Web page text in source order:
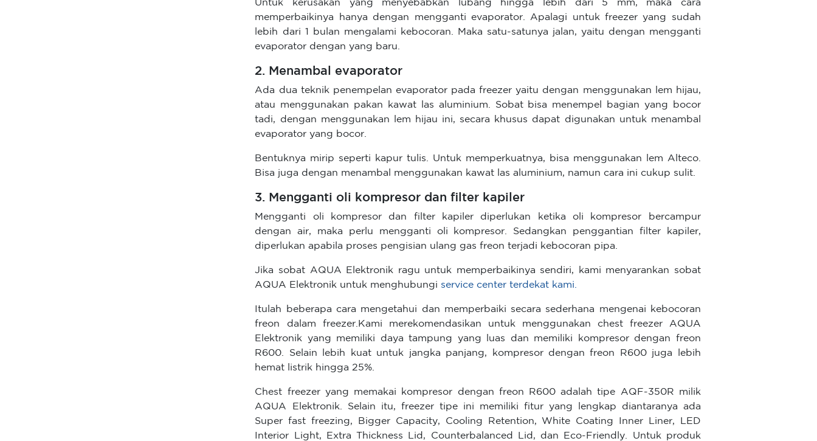
Untuk kerusakan yang menyebabkan lubang hingga lebih dari 5 mm, maka cara
memperbaikinya hanya dengan mengganti evaporator. Apalagi untuk freezer yang sudah
lebih dari 1 bulan mengalami kebocoran. Maka satu-satunya jalan, yaitu dengan mengganti
evaporator dengan yang baru.
2. Menambal evaporator
Ada dua teknik penempelan evaporator pada freezer yaitu dengan menggunakan lem hijau,
atau menggunakan pakan kawat las aluminium. Sobat bisa menempel bagian yang bocor
tadi, dengan menggunakan lem hijau ini, secara khusus dapat digunakan untuk menambal
evaporator yang bocor.
Bentuknya mirip seperti kapur tulis. Untuk memperkuatnya, bisa menggunakan lem Alteco.
Bisa juga dengan menambal menggunakan kawat las aluminium, namun cara ini cukup sulit.
3. Mengganti oli kompresor dan filter kapiler
Mengganti oli kompresor dan filter kapiler diperlukan ketika oli kompresor bercampur
dengan air, maka perlu mengganti oli kompresor. Sedangkan penggantian filter kapiler,
diperlukan apabila proses pengisian ulang gas freon terjadi kebocoran pipa.
Jika sobat AQUA Elektronik ragu untuk memperbaikinya sendiri, kami menyarankan sobat
AQUA Elektronik untuk menghubungi service center terdekat kami.
Itulah beberapa cara mengetahui dan memperbaiki secara sederhana mengenai kebocoran
freon dalam freezer.Kami merekomendasikan untuk menggunakan chest freezer AQUA
Elektronik yang memiliki daya tampung yang luas dan memiliki kompresor dengan freon
R600. Selain lebih kuat untuk jangka panjang, kompresor dengan freon R600 juga lebih
hemat listrik hingga 25%.
Chest freezer yang memakai kompresor dengan freon R600 adalah tipe AQF-350R milik
AQUA Elektronik. Selain itu, freezer tipe ini memiliki fitur yang lengkap diantaranya ada
Super fast freezing, Bigger Capacity, Cooling Retention, White Coating Inner Liner, LED
Interior Light, Extra Thickness Lid, Counterbalanced Lid, dan Eco-Friendly. Untuk produk